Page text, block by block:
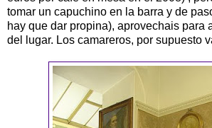
tomar un capuchino en la barra y de
hay que dar propina), aprovechais para
del lugar. Los camareros, por supuesto